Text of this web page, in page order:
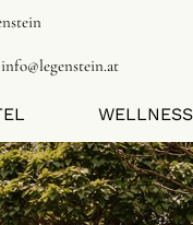
info@legenstein.at
WELLNESS